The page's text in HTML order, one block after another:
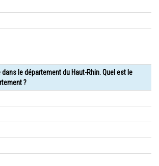
le département du Haut-Rhin. Quel est le
?